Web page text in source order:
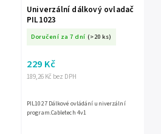
Univerzální dálkový ovladač
PIL1023
Doručení za 7 dní (>20 ks)
189,26 Kč bez DPH
229 Kč
PIL1027 Dálkové ovládání univerzální
program.Cabletech 4v1